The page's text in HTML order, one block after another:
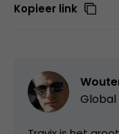
Kopieer link
Global